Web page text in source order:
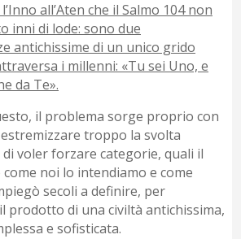
all’Aten che il Salmo 104 non
inni di lode: sono due
antichissime di un unico grido
i millenni: «Tu sei Uno, e
da Te».
il problema sorge proprio con
troppo la svolta
voler forzare categorie, quali il
noi lo intendiamo e come
secoli a definire, per
prodotto di una civiltà antichissima,
e sofisticata.